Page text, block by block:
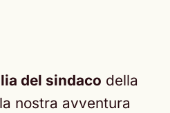
del sindaco della
nostra avventura